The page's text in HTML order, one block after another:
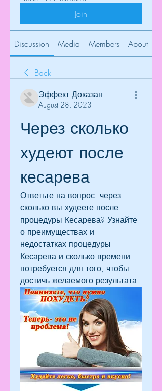
Join
Discussion Media Members About
Back
Эффект Доказан!
August 28, 2023
Через сколько
худеют после
кесарева
Ответьте на вопрос: через
сколько вы худеете после
процедуры Кесарева? Узнайте
о преимуществах и
недостатках процедуры
Кесарева и сколько времени
потребуется для того, чтобы
достичь желаемого результата.